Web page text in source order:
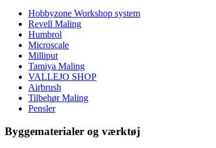
Hobbyzone Workshop system
Revell Maling
Humbrol
Microscale
Milliput
Tamiya Maling
VALLEJO SHOP
Airbrush
Tilbehør Maling
Pensler
Byggematerialer og værktøj